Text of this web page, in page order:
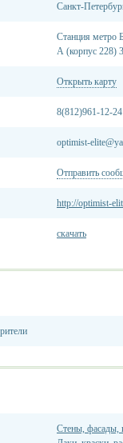
Санкт-
Станция метро
А (корпус 228)
Открыть карту
8(812)961-12-24
optimist-
Отправить
http://optimist-
скачать
Стены, фасады,